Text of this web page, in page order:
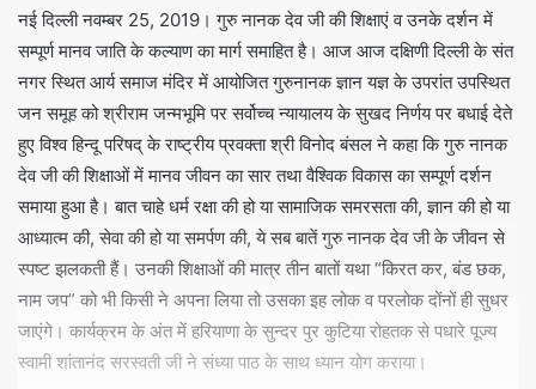
नई दिल्ली नवम्बर 25, 2019। गुरु नानक देव जी की शिक्षाएं व उनके दर्शन में
सम्पूर्ण मानव जाति के कल्याण का मार्ग समाहित है। आज आज दक्षिणी दिल्ली के संत
नगर स्थित आर्य समाज मंदिर में आयोजित गुरुनानक ज्ञान यज्ञ के उपरांत उपस्थित
जन समूह को श्रीराम जन्मभूमि पर सर्वोच्च न्यायालय के सुखद निर्णय पर बधाई देते
हुए विश्व हिन्दू परिषद् के राष्ट्रीय प्रवक्ता श्री विनोद बंसल ने कहा कि गुरु नानक
देव जी की शिक्षाओं में मानव जीवन का सार तथा वैश्विक विकास का सम्पूर्ण दर्शन
समाया हुआ है। बात चाहे धर्म रक्षा की हो या सामाजिक समरसता की, ज्ञान की हो या
आध्यात्म की, सेवा की हो या समर्पण की, ये सब बातें गुरु नानक देव जी के जीवन से
स्पष्ट झलकती हैं। उनकी शिक्षाओं की मात्र तीन बातों यथा “किरत कर, बंड छक,
नाम जप” को भी किसी ने अपना लिया तो उसका इह लोक व परलोक दोंनों ही सुधर
जाएंगे। कार्यक्रम के अंत में हरियाणा के सुन्दर पुर कुटिया रोहतक से पधारे पूज्य
स्वामी शांतानंद सरस्वती जी ने संध्या पाठ के साथ ध्यान योग कराया।